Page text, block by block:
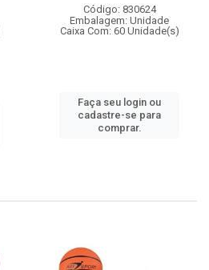
Código: 830624
Embalagem: Unidade
Caixa Com: 60 Unidade(s)
Faça seu login ou
cadastre-se para
comprar.